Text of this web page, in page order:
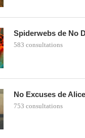
Spiderwebs de No
583 consultations
No Excuses de
753 consultations